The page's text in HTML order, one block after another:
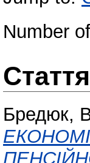
Number
Стаття
Бредюк,